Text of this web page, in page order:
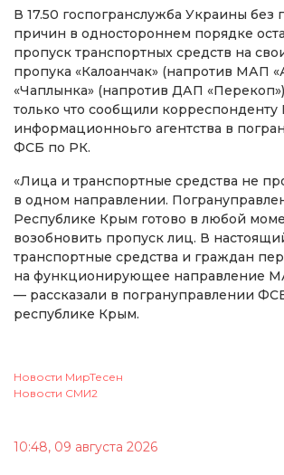
В 17.50 госпогранслужба Украины без
причин в одностороннем порядке
пропуск транспортных средств на
пропука «Калоанчак» (напротив МАП
«Чаплынка» (напротив ДАП
только что сообщили корреспонденту
информационноьго агентства в
ФСБ по РК.
«Лица и транспортные средства не
в одном направлении.
Республике Крым готово в любой
возобновить пропуск лиц. В
транспортные средства и граждан
на функционирующее направление
— рассказали в погрануправлении
республике Крым.
Новости МирТесен
Новости СМИ2
10:48, 09 августа 2026